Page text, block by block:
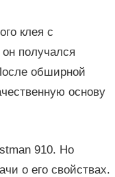
клея с
получался
обширной
основу
910. Но
о его свойствах.